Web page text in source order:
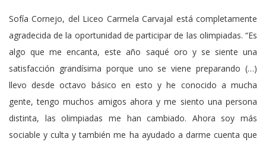
Sofía Cornejo, del Liceo Carmela Carvajal está completamente
agradecida de la oportunidad de participar de las olimpiadas. “Es
algo que me encanta, este año saqué oro y se siente una
satisfacción grandísima porque uno se viene preparando (…)
llevo desde octavo básico en esto y he conocido a mucha
gente, tengo muchos amigos ahora y me siento una persona
distinta, las olimpiadas me han cambiado. Ahora soy más
sociable y culta y también me ha ayudado a darme cuenta que